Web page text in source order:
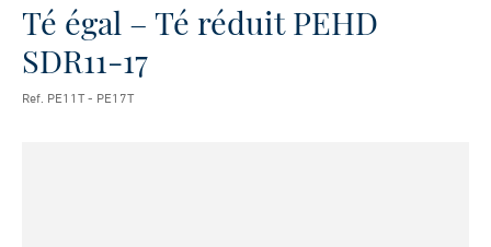
Té égal – Té réduit PEHD
SDR11-17
Ref. PE11T - PE17T